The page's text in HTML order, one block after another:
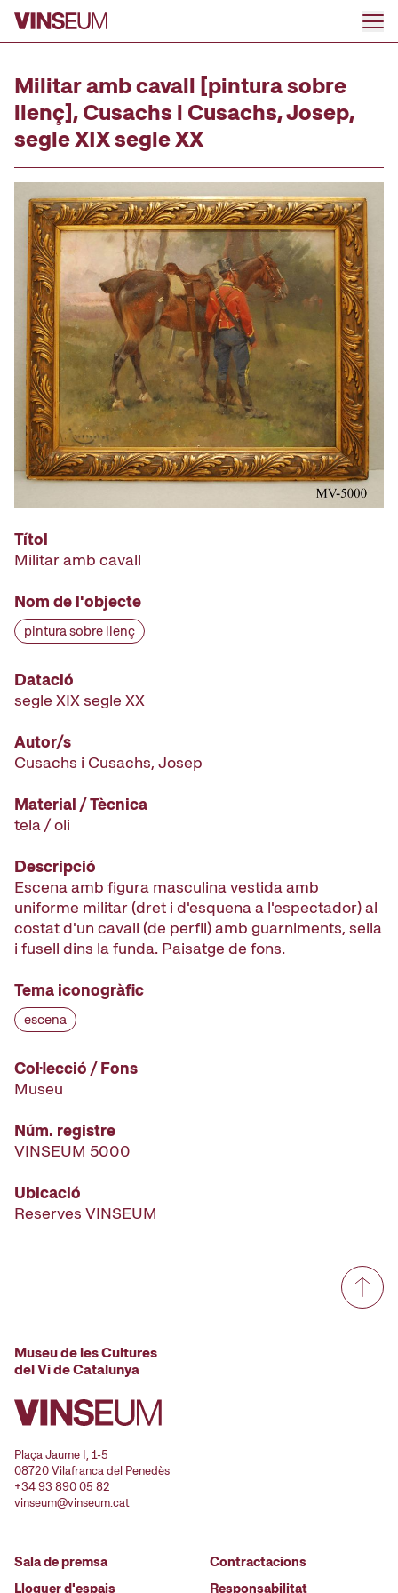
Anar al contingut
Militar amb cavall [pintura sobre
llenç], Cusachs i Cusachs, Josep,
segle XIX segle XX
Títol
Militar amb cavall
Nom de l'objecte
pintura sobre llenç
Datació
segle XIX segle XX
Autor/s
Cusachs i Cusachs, Josep
Material / Tècnica
tela / oli
Descripció
Escena amb figura masculina vestida amb
uniforme militar (dret i d'esquena a l'espectador) al
costat d'un cavall (de perfil) amb guarniments, sella
i fusell dins la funda. Paisatge de fons.
Tema iconogràfic
escena
Col·lecció / Fons
Museu
Núm. registre
VINSEUM 5000
Ubicació
Reserves VINSEUM
Museu de les Cultures
del Vi de Catalunya
Plaça Jaume I, 1-5
08720 Vilafranca del Penedès
+34 93 890 05 82
vinseum@vinseum.cat
Sala de premsa
Lloguer d'espais
Contractacions
Responsabilitat